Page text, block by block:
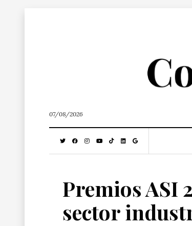
07/08/2026
Premios ASI
sector